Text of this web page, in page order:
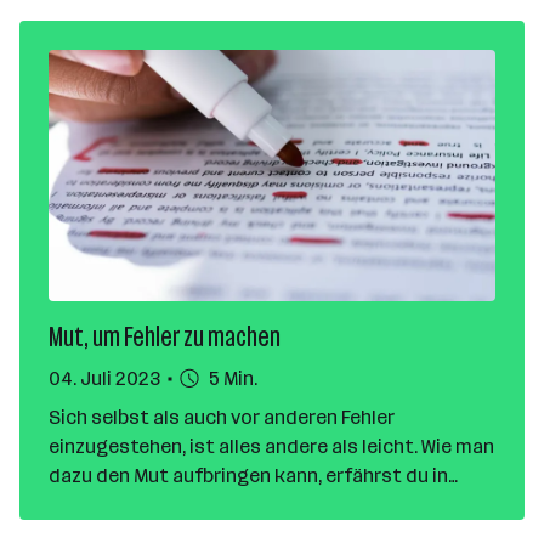
Mut, um Fehler zu machen
04. Juli 2023
5 Min.
Sich selbst als auch vor anderen Fehler
einzugestehen, ist alles andere als leicht. Wie man
dazu den Mut aufbringen kann, erfährst du in